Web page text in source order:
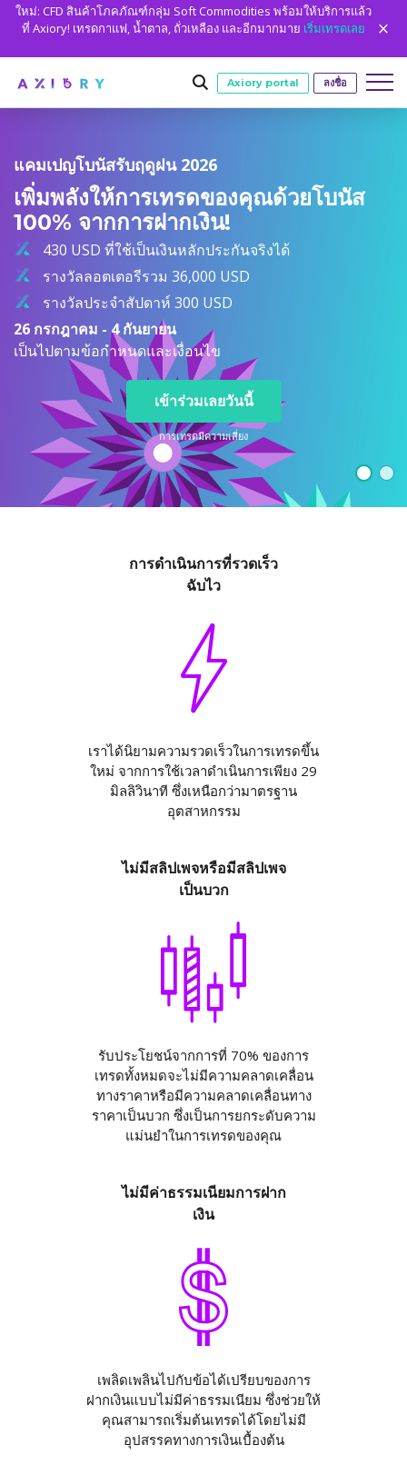
ใหม่: CFD สินค้าโภคภัณฑ์กลุ่ม Soft Commodities พร้อมให้บริการแล้ว
ที่ Axiory! เทรดกาแฟ, น้ำตาล, ถั่วเหลือง และอีกมากมาย เริ่มเทรดเลย
การเทรด
ตลาด
Clash CFD
ดัชนี CFD
ตลาดหลักทรัพย์
ETFs แลกเปลี่ยน ETFs
เงื่อนไขการเทรด
วิธีการฝาก
เครื่องคำนวณ
สถิติการเทรด
ปฏิทินการเทรดวันหยุด
บัญชี
บัญชีเทรด
Axiory Wallet ชั่วโมง
เปรียบเทียบบัญชี
บัญชีบริษัท
บัญชีทดลอง
บัญชีอิสลาม
MT5 Alpha
Zero Account
ชั่วโมง
เริ่มต้น
เปิดบัญชี live
การตรวจสอบที่ชาญฉลาดและรวดเร็ว
แพลตฟอร์ม
แพลตฟอร์ม
เปรียบเทียบแพลตฟอร์ม
MetaTrader 4
MetaTrader 5
Axiory App
ชั่วโมง
เครื่องมือการเทรด
Strike Indicator
ตัวบ่งชี้ที่กำหนดเอง
ปฏิทินเศรษฐกิจ
สัญญาณการซื้อขาย
เครื่องมือแพลตฟอร์ม
ข้อมูลย้อนหลังของ Metatrader
ตัวชี้วัด MT4 แบบกำหนดเอง
คู่มือการติดตั้ง MT4
คู่มือการติดตั้ง MT5
คู่มือการติดตั้ง cTrader
การศึกษา
การศึกษา
Axiory Trading Academy
ชั่วโมง
การวิเคราะห์
เกี่ยวกับเรา
ทำไมถึง AXIORY
ใบอนุญาตและการลงทะเบียน
ความโปร่งใสและความปลอดภัย
รางวัลระดับโลก
พวกเราคือใคร
พวกเราคือใคร
ทีม Axiory
เอกสารทางกฎหมาย
คำถามที่พบบ่อย
ติดต่อเรา
พาร์ทเนอร์
English
Русский
日本語 เปิดบัญชี live
ลองเดโม่
Axiory portal ลงชื่อ
แคมเปญโบนัสรับฤดูฝน 2026
เพิ่มพลังให้การเทรดของคุณด้วยโบนัส
100% จากการฝากเงิน!
430 USD ที่ใช้เป็นเงินหลักประกันจริงได้
รางวัลลอตเตอรีรวม 36,000 USD
รางวัลประจำสัปดาห์ 300 USD
26 กรกฎาคม - 4 กันยายน
เป็นไปตามข้อกำหนดและเงื่อนไข
เข้าร่วมเลยวันนี้
การเทรดมีความเสี่ยง
การดำเนินการที่รวดเร็ว
ฉับไว
เราได้นิยามความรวดเร็วในการเทรดขึ้น
ใหม่ จากการใช้เวลาดำเนินการเพียง 29
มิลลิวินาที ซึ่งเหนือกว่ามาตรฐาน
อุตสาหกรรม
ไม่มีสลิปเพจหรือมีสลิปเพจ
เป็นบวก
รับประโยชน์จากการที่ 70% ของการ
เทรดทั้งหมดจะไม่มีความคลาดเคลื่อน
ทางราคาหรือมีความคลาดเคลื่อนทาง
ราคาเป็นบวก ซึ่งเป็นการยกระดับความ
แม่นยำในการเทรดของคุณ
ไม่มีค่าธรรมเนียมการฝาก
เงิน
เพลิดเพลินไปกับข้อได้เปรียบของการ
ฝากเงินแบบไม่มีค่าธรรมเนียม ซึ่งช่วยให้
คุณสามารถเริ่มต้นเทรดได้โดยไม่มี
อุปสรรคทางการเงินเบื้องต้น